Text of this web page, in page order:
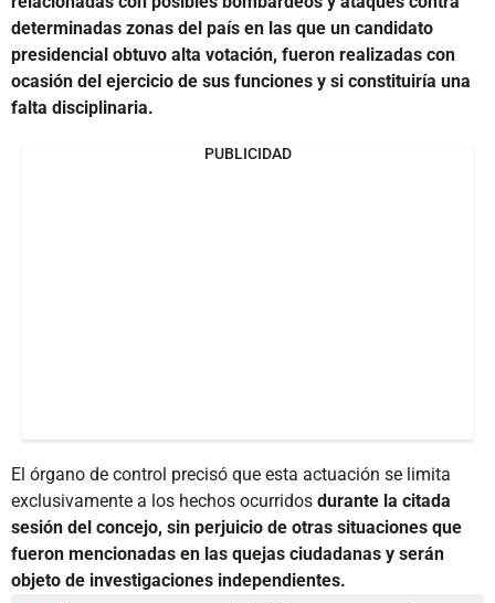
determinadas zonas del país en las que un candidato
presidencial obtuvo alta votación, fueron realizadas con
ocasión del ejercicio de sus funciones y si constituiría una
falta disciplinaria.
PUBLICIDAD
El órgano de control precisó que esta actuación se limita
exclusivamente a los hechos ocurridos durante la citada
sesión del concejo, sin perjuicio de otras situaciones que
fueron mencionadas en las quejas ciudadanas y serán
objeto de investigaciones independientes.